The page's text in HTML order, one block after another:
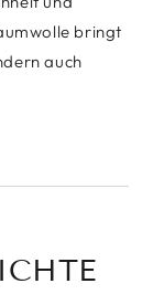
bringt
auch